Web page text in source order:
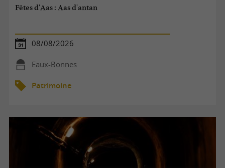
Fêtes d'Aas : Aas d'antan
08/08/2026
Eaux-Bonnes
Patrimoine